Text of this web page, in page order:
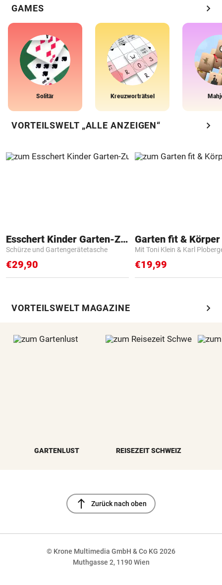
GAMES chevron_right
Solitär Kreuzworträtsel
VORTEILSWELT „ALLE ANZEIGEN“ chevron_right
Esschert Kinder Garten-Zubehör
Schürze und Gartengerätetasche
€29,90
Garten fit &
Mit Toni Klein & Karl
€19,99
VORTEILSWELT MAGAZINE chevron_right
GARTENLUST REISEZEIT SCHWEIZ
north Zurück nach oben
© Krone Multimedia GmbH & Co KG 2026
Muthgasse 2, 1190 Wien